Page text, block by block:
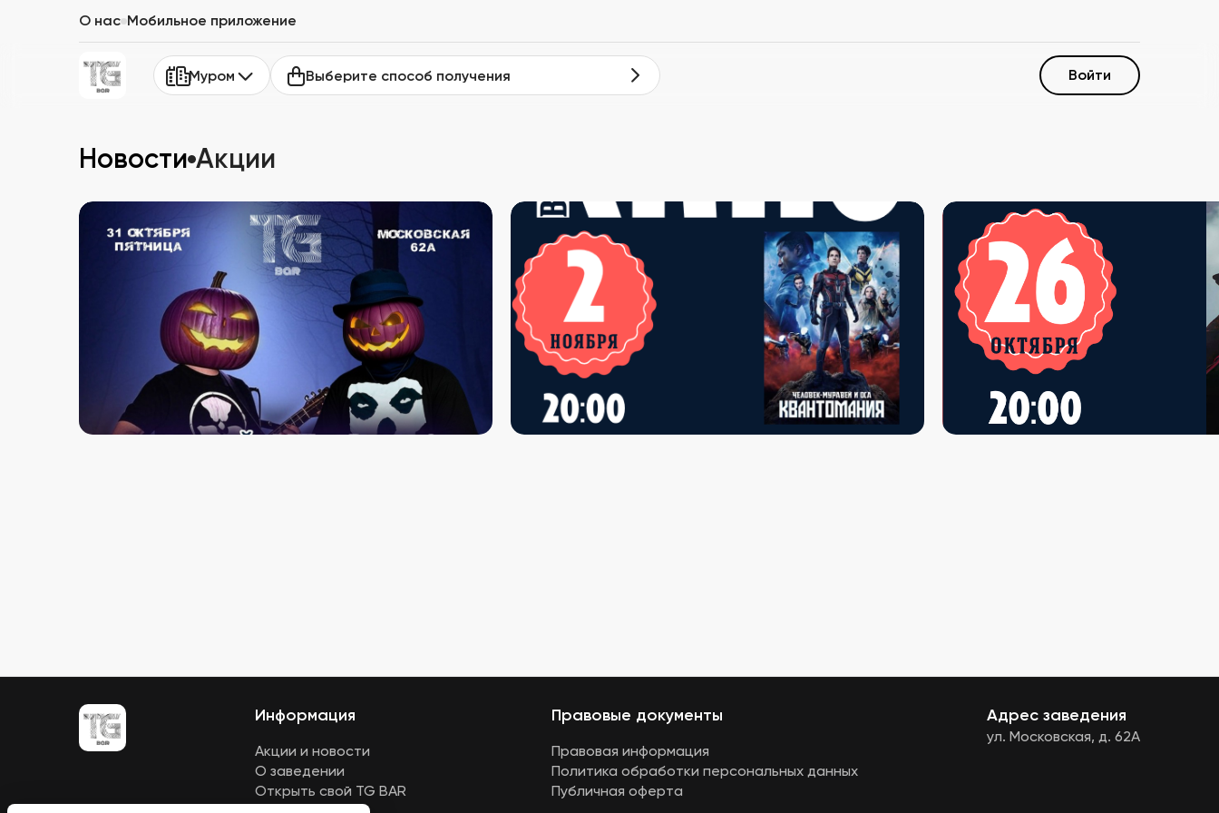
О нас Мобильное приложение
Муром Выберите способ получения Войти
Новости Акции
Информация
Акции и новости
О заведении
Открыть свой TG BAR
Правовые документы
Правовая информация
Политика обработки персональных данных
Публичная оферта
Адрес заведения
ул. Московская, д. 62А